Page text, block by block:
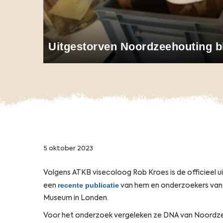
Uitgestorven Noordzeehouting
5 oktober 2023
Volgens ATKB visecoloog Rob Kroes is de
een recente publicatie van hem en onderzoekers
Museum in Londen.
Voor het onderzoek vergeleken ze DNA van